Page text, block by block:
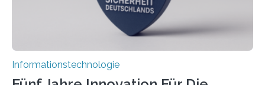
Informationstechnologie